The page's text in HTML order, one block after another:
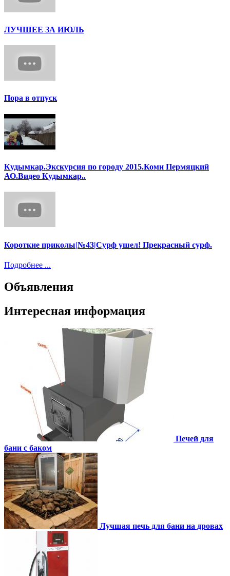
ЛУЧШЕЕ ЗА ИЮЛЬ
Пора в отпуск
Кудымкар.Экскурсия по городу 2015.Коми Пермяцкий
АО.Видео Кудымкар..
Короткие приколы|№43|Сурф ушел! Прекрасный сурф.
Подробнее ...
Объявления
Интересная информация
Печей для
бани с баком
Лучшая печь для бани на дровах